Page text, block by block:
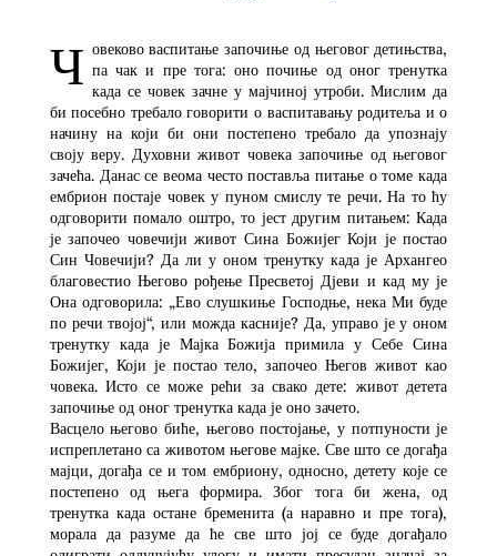
Ч овеково васпитање започиње од његовог детињства,
па чак и пре тога: оно почиње од оног тренутка
када се човек зачне у мајчиној утроби. Мислим да
би посебно требало говорити о васпитавању родитеља и о
начину на који би они постепено требало да упознају
своју веру. Духовни живот човека започиње од његовог
зачећа. Данас се веома често поставља питање о томе када
ембрион постаје човек у пуном смислу те речи. На то ћу
одговорити помало оштро, то јест другим питањем: Када
је започео човечији живот Сина Божијег Који је постао
Син Човечији? Да ли у оном тренутку када је Архангео
благовестио Његово рођење Пресветој Дјеви и кад му је
Она одговорила: „Ево слушкиње Господње, нека Ми буде
по речи твојој“, или можда касније? Да, управо је у оном
тренутку када је Мајка Божија примила у Себе Сина
Божијег, Који је постао тело, започео Његов живот као
човека. Исто се може рећи за свако дете: живот детета
започиње од оног тренутка када је оно зачето.
Васцело његово биће, његово постојање, у потпуности је
испреплетано са животом његове мајке. Све што се догађа
мајци, догађа се и том ембриону, односно, детету које се
постепено од њега формира. Због тога би жена, од
тренутка када остане бременита (а наравно и пре тога),
морала да разуме да ће све што јој се буде догађало